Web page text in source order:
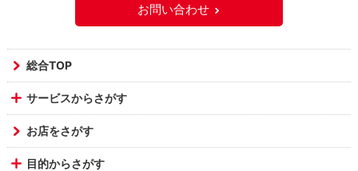
お問い合わせ
総合TOP
サービスからさがす
お店をさがす
目的からさがす